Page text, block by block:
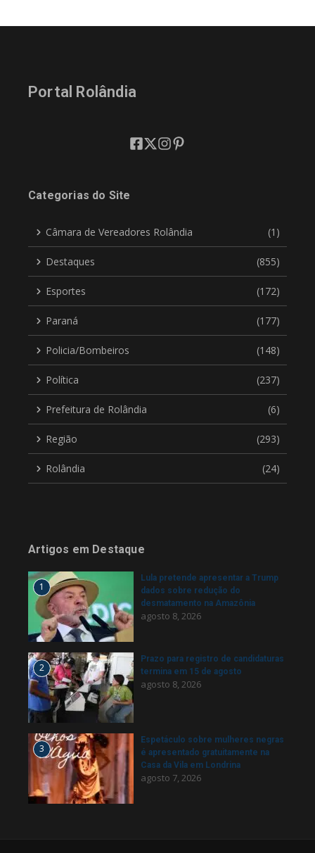
Portal Rolândia
Categorias do Site
Câmara de Vereadores Rolândia (1)
Destaques (855)
Esportes (172)
Paraná (177)
Policia/Bombeiros (148)
Política (237)
Prefeitura de Rolândia (6)
Região (293)
Rolândia (24)
Artigos em Destaque
1
Lula pretende apresentar a Trump
dados sobre redução do
desmatamento na Amazônia
agosto 8, 2026
2
Prazo para registro de candidaturas
termina em 15 de agosto
agosto 8, 2026
3
Espetáculo sobre mulheres negras
é apresentado gratuitamente na
Casa da Vila em Londrina
agosto 7, 2026